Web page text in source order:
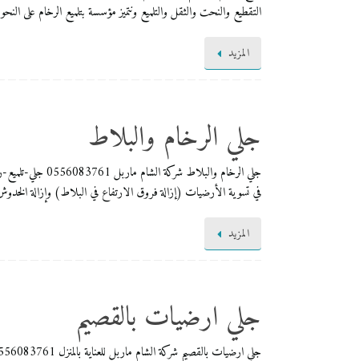
التقطيع والنحت والثقل والتلميع ونتميز مؤسسة بتلميع الرخام على
المزيد
جلي الرخام والبلاط
جلي الرخام
في تسوية الأرضيات (إزالة فروق الارتفاع في البلاط) وإزالة
المزيد
جلي ارضيات بالقصيم